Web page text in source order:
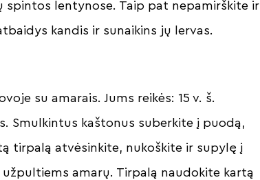
lentynose. Taip pat nepamirškite ir
kandis ir sunaikins jų lervas.
su amarais. Jums reikės: 15 v. š.
Smulkintus kaštonus suberkite į puodą,
tirpalą atvėsinkite, nukoškite ir supylę į
amarų. Tirpalą naudokite kartą